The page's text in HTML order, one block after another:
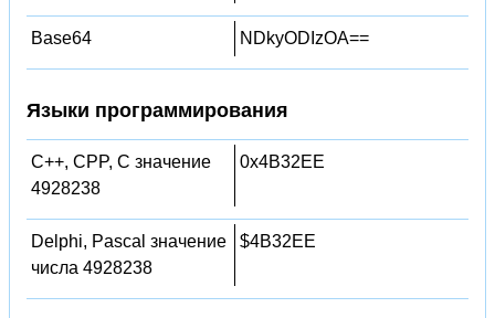
Base64 NDkyODIzOA==
Языки программирования
C++, CPP, C значение
4928238
0x4B32EE
Delphi, Pascal значение
числа 4928238
$4B32EE